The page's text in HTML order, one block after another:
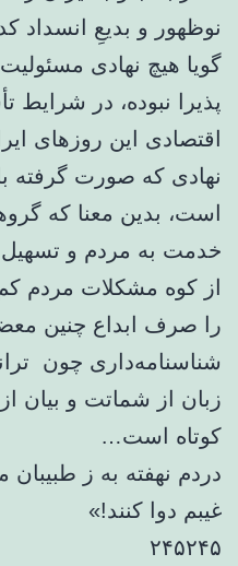
نوظهور و بدیعِ انسداد
گویا هیچ نهادی
پذیرا نبوده، در شرایط
اقتصادی این روزهای
نهادی که صورت گرفته
است، بدین معنا که
خدمت به مردم و تسهیل
از کوه مشکلات مردم
را صرف ابداع چنین
شناسنامه‌داری چون
زبان از شماتت و بیان
کوتاه است…
دردم نهفته به ز
غیبم دوا کنند!»
۲۴۵۲۴۵